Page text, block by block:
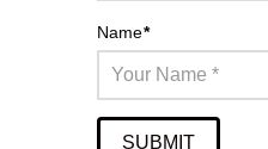
Name*